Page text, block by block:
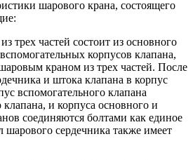
шарового крана, состоящего
трех частей состоит из основного
корпусов клапана,
краном из трех частей. После
и штока клапана в корпус
вспомогательного клапана
клапана, и корпуса основного и
соединяются болтами как единое
сердечника также имеет